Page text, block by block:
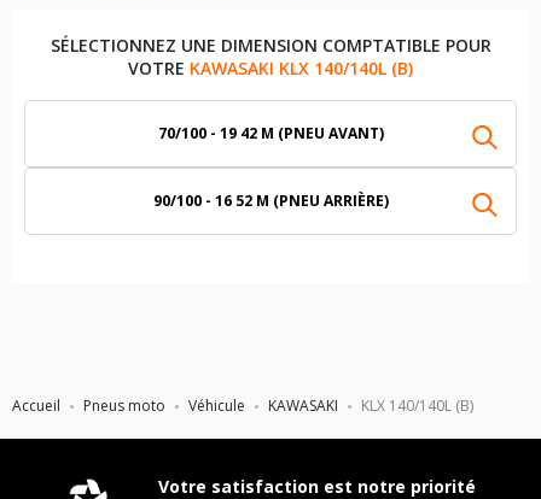
Accueil Pneus moto Véhicule KAWASAKI KLX 140/140L (B)
SÉLECTIONNEZ UNE DIMENSION COMPTATIBLE POUR
VOTRE KAWASAKI KLX 140/140L (B)
70/100 - 19 42 M (PNEU AVANT)
90/100 - 16 52 M (PNEU ARRIÈRE)
Votre satisfaction est notre priorité